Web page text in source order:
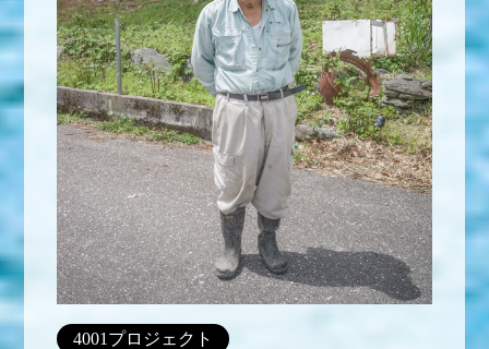
4001プロジェクト